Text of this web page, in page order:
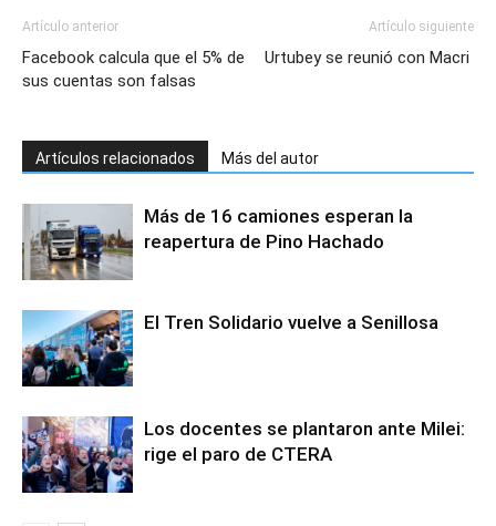
Artículo anterior
Facebook calcula que el 5% de
sus cuentas son falsas
Artículo siguiente
Urtubey se reunió con Macri
Artículos relacionados Más del autor
Más de 16 camiones esperan la
reapertura de Pino Hachado
El Tren Solidario vuelve a Senillosa
Los docentes se plantaron ante Milei:
rige el paro de CTERA